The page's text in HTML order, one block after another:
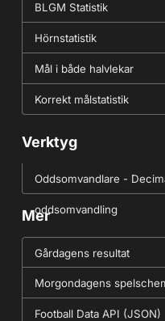
BLGM Statistik
Hörnstatistik
Mål i både halvlekar
Korrekt målstatistik
Verktyg
Oddsomvandlare -
oddsomvandling
Mer
Gårdagens resultat
Morgondagens
Football Data API (JSON)